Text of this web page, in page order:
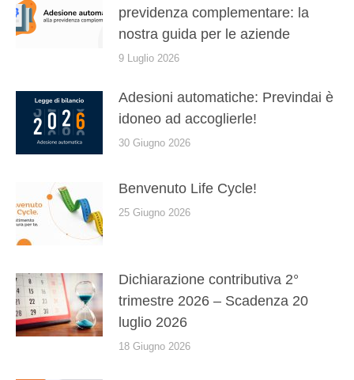
previdenza complementare: la
nostra guida per le aziende
9 Luglio 2026
Adesioni automatiche: Previndai è
idoneo ad accoglierle!
30 Giugno 2026
Benvenuto Life Cycle!
25 Giugno 2026
Dichiarazione contributiva 2°
trimestre 2026 – Scadenza 20
luglio 2026
18 Giugno 2026